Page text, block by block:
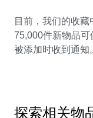
目前，我们的收
75,000件新物品
被添加时收到通知
探索相关物